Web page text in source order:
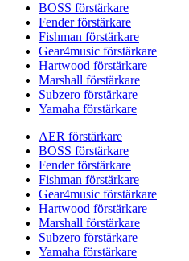
BOSS förstärkare
Fender förstärkare
Fishman förstärkare
Gear4music förstärkare
Hartwood förstärkare
Marshall förstärkare
Subzero förstärkare
Yamaha förstärkare
AER förstärkare
BOSS förstärkare
Fender förstärkare
Fishman förstärkare
Gear4music förstärkare
Hartwood förstärkare
Marshall förstärkare
Subzero förstärkare
Yamaha förstärkare